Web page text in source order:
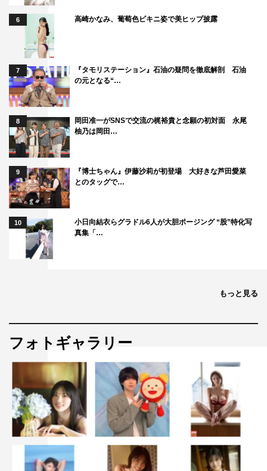
山内鈴蘭 ／ 撮影：西條彰仁
山内鈴蘭は「最強ゴルファー美女が見せた水着姿」という
テーマで、グラビアを披露する。ゴルフ雑誌や番組に引っ
張りだこの山内の肉体美は、アスリート級でありエリート
ともいうべきポテンシャルを誇っていた。
6 高崎かなみ、葡萄色ビキニ姿で美ヒップ披露
7
『タモリステーション』石油の疑問を徹底解剖 石油
の元となる“…
8
岡田准一がSNSで交流の梶裕貴と念願の初対面 永尾
柚乃は岡田…
9
『博士ちゃん』伊藤沙莉が初登場 大好きな芦田愛菜
とのタッグで…
10
小日向結衣らグラドル6人が大胆ポージング “股”特化写
真集「…
もっと見る
フォトギャラリー